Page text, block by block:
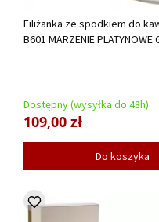
Filiżanka ze spodkiem do
B601 MARZENIE PLATYNOWE
Dostępny (wysyłka do 48h)
109,00 zł
Do koszyka